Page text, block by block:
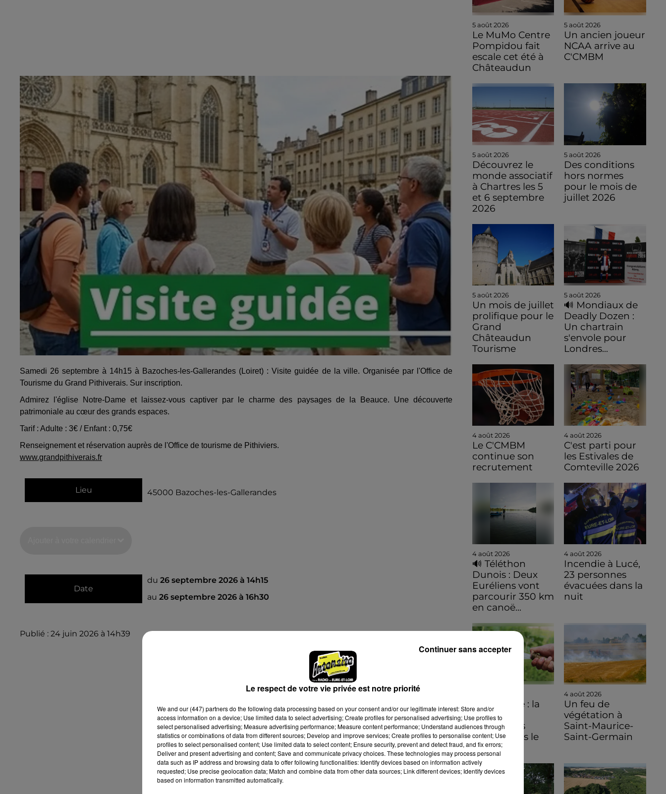
Samedi 26 septembre à 14h15 à Bazoches-les-Gallerandes (Loiret) : Visite guidée de la ville. Organisée par l'Office de
Tourisme du Grand Pithiverais. Sur inscription.
Admirez l'église Notre-Dame et laissez-vous captiver par le charme des paysages de la Beauce. Une découverte
patrimoniale au cœur des grands espaces.
Tarif : Adulte : 3€ / Enfant : 0,75€
Renseignement et réservation auprès de l'Office de tourisme de Pithiviers.
www.grandpithiverais.fr
Lieu 45000 Bazoches-les-Gallerandes
Date
du26 septembre 2026 à 14h15
au26 septembre 2026 à 16h30
Publié : 24 juin 2026 à 14h39
5 août 2026
Le MuMo Centre
Pompidou fait
escale cet été à
Châteaudun
5 août 2026
Un ancien joueur
NCAA arrive au
C'CMBM
5 août 2026
Découvrez le
monde associatif
à Chartres les 5
et 6 septembre
2026
5 août 2026
Des conditions
hors normes
pour le mois de
juillet 2026
5 août 2026
Un mois de juillet
prolifique pour le
Grand
Châteaudun
Tourisme
5 août 2026
🔊 Mondiaux de
Deadly Dozen :
Un chartrain
s'envole pour
Londres...
4 août 2026
Le C'CMBM
continue son
recrutement
4 août 2026
C'est parti pour
les Estivales de
Comteville 2026
4 août 2026
🔊 Téléthon
Dunois : Deux
Euréliens vont
parcourir 350 km
en canoë...
4 août 2026
Incendie à Lucé,
23 personnes
évacuées dans la
nuit
Sécheresse : la
carte des
restrictions
évolue dans le
Sud de...
4 août 2026
Un feu de
végétation à
Saint-Maurice-
Saint-Germain
Le respect de votre vie privée est notre priorité
We and our (447) partnersdo the following data processing based on your consent and/or our legitimate interest: Store and/or
access information on a device; Use limited data to select advertising; Create profiles for personalised advertising; Use profiles to
select personalised advertising; Measure advertising performance; Measure content performance; Understand audiences through
statistics or combinations of data from different sources; Develop and improve services; Create profiles to personalise content; Use
profiles to select personalised content; Use limited data to select content; Ensure security, prevent and detect fraud, and fix errors;
Deliver and present advertising and content; Save and communicate privacy choices. These technologies may process personal
data such as IP address and browsing data to offer following functionalities: Identify devices based on information actively
requested; Use precise geolocation data; Match and combine data from other data sources; Link different devices; Identify devices
based on information transmitted automatically.
Continuer sans accepter